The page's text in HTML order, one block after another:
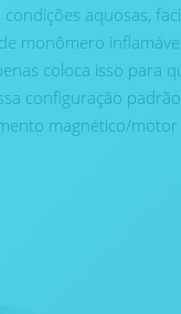
aquosas,
monômero
coloca isso para
configuração
magnético/